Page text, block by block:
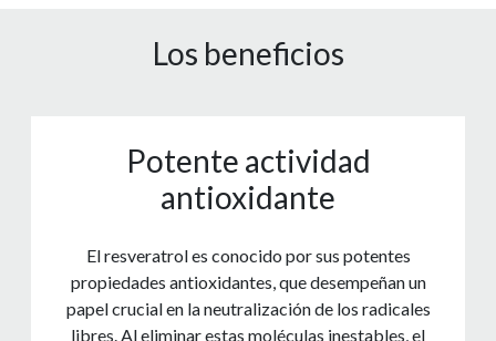
Los beneficios
Potente actividad
antioxidante
El resveratrol es conocido por sus potentes
propiedades antioxidantes, que desempeñan un
papel crucial en la neutralización de los radicales
libres. Al eliminar estas moléculas inestables, el